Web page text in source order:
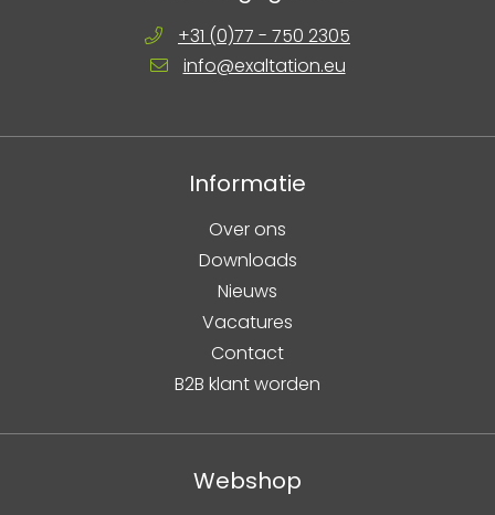
+31 (0)77 - 750 2305
info@exaltation.eu
Informatie
Over ons
Downloads
Nieuws
Vacatures
Contact
B2B klant worden
Webshop